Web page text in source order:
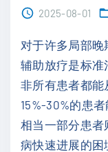
2025-08-01
对于许多局部晚
辅助放疗是标
非所有患者都能
15%-30%的患
相当一部分患
病快速进展的